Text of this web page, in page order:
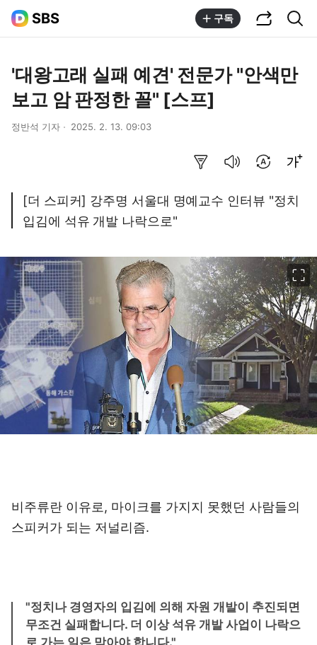
SBS 구독
'대왕고래 실패 예견' 전문가 "안색만
보고 암 판정한 꼴" [스프]
정반석 기자 2025. 2. 13. 09:03
[더 스피커] 강주명 서울대 명예교수 인터뷰 "정치
입김에 석유 개발 나락으로"
비주류란 이유로, 마이크를 가지지 못했던 사람들의
스피커가 되는 저널리즘.
"정치나 경영자의 입김에 의해 자원 개발이 추진되면
무조건 실패합니다. 더 이상 석유 개발 사업이 나락으
로 가는 일은 막아야 합니다."